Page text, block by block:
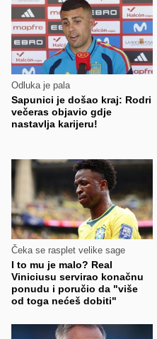
Odluka je pala
Sapunici je došao kraj: Rodri
večeras objavio gdje
nastavlja karijeru!
Čeka se rasplet velike sage
I to mu je malo? Real
Viniciusu servirao konačnu
ponudu i poručio da "više
od toga nećeš dobiti"